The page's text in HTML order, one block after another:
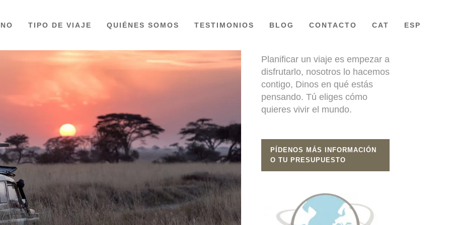
TIPO DE VIAJE QUIÉNES SOMOS TESTIMONIOS BLOG CONTACTO CAT ESP
Planificar un viaje es empezar a
disfrutarlo, nosotros lo hacemos
contigo, Dinos en qué estás
pensando. Tú eliges cómo
quieres vivir el mundo.
PÍDENOS MÁS INFORMACIÓN
O TU PRESUPUESTO